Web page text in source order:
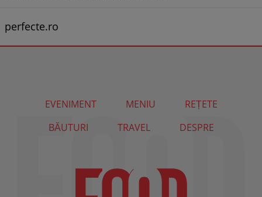
perfecte.ro
EVENIMENT MENIU
REȚETE
BĂUTURI
TRAVEL DESPRE